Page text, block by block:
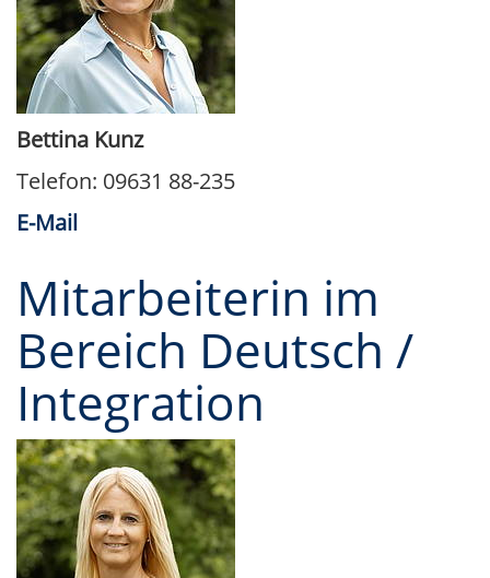
Bettina Kunz
Telefon: 09631 88-235
E-Mail
Mitarbeiterin im
Bereich Deutsch /
Integration